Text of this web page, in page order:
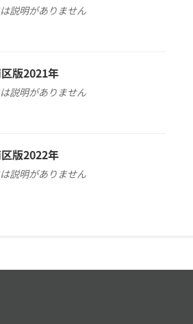
説明がありません
版2021年
説明がありません
版2022年
説明がありません